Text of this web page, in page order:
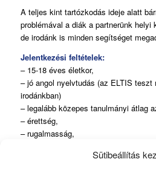
Sütibeállítás
A teljes kint tartózkodás ideje alatt
problémával a diák a partnerünk helyi
de irodánk is minden segítséget
Jelentkezési feltételek:
– 15-18 éves életkor,
– jó angol nyelvtudás (az ELTIS teszt
irodánkban)
– legalább közepes tanulmányi átlag
– érettség,
– rugalmasság,